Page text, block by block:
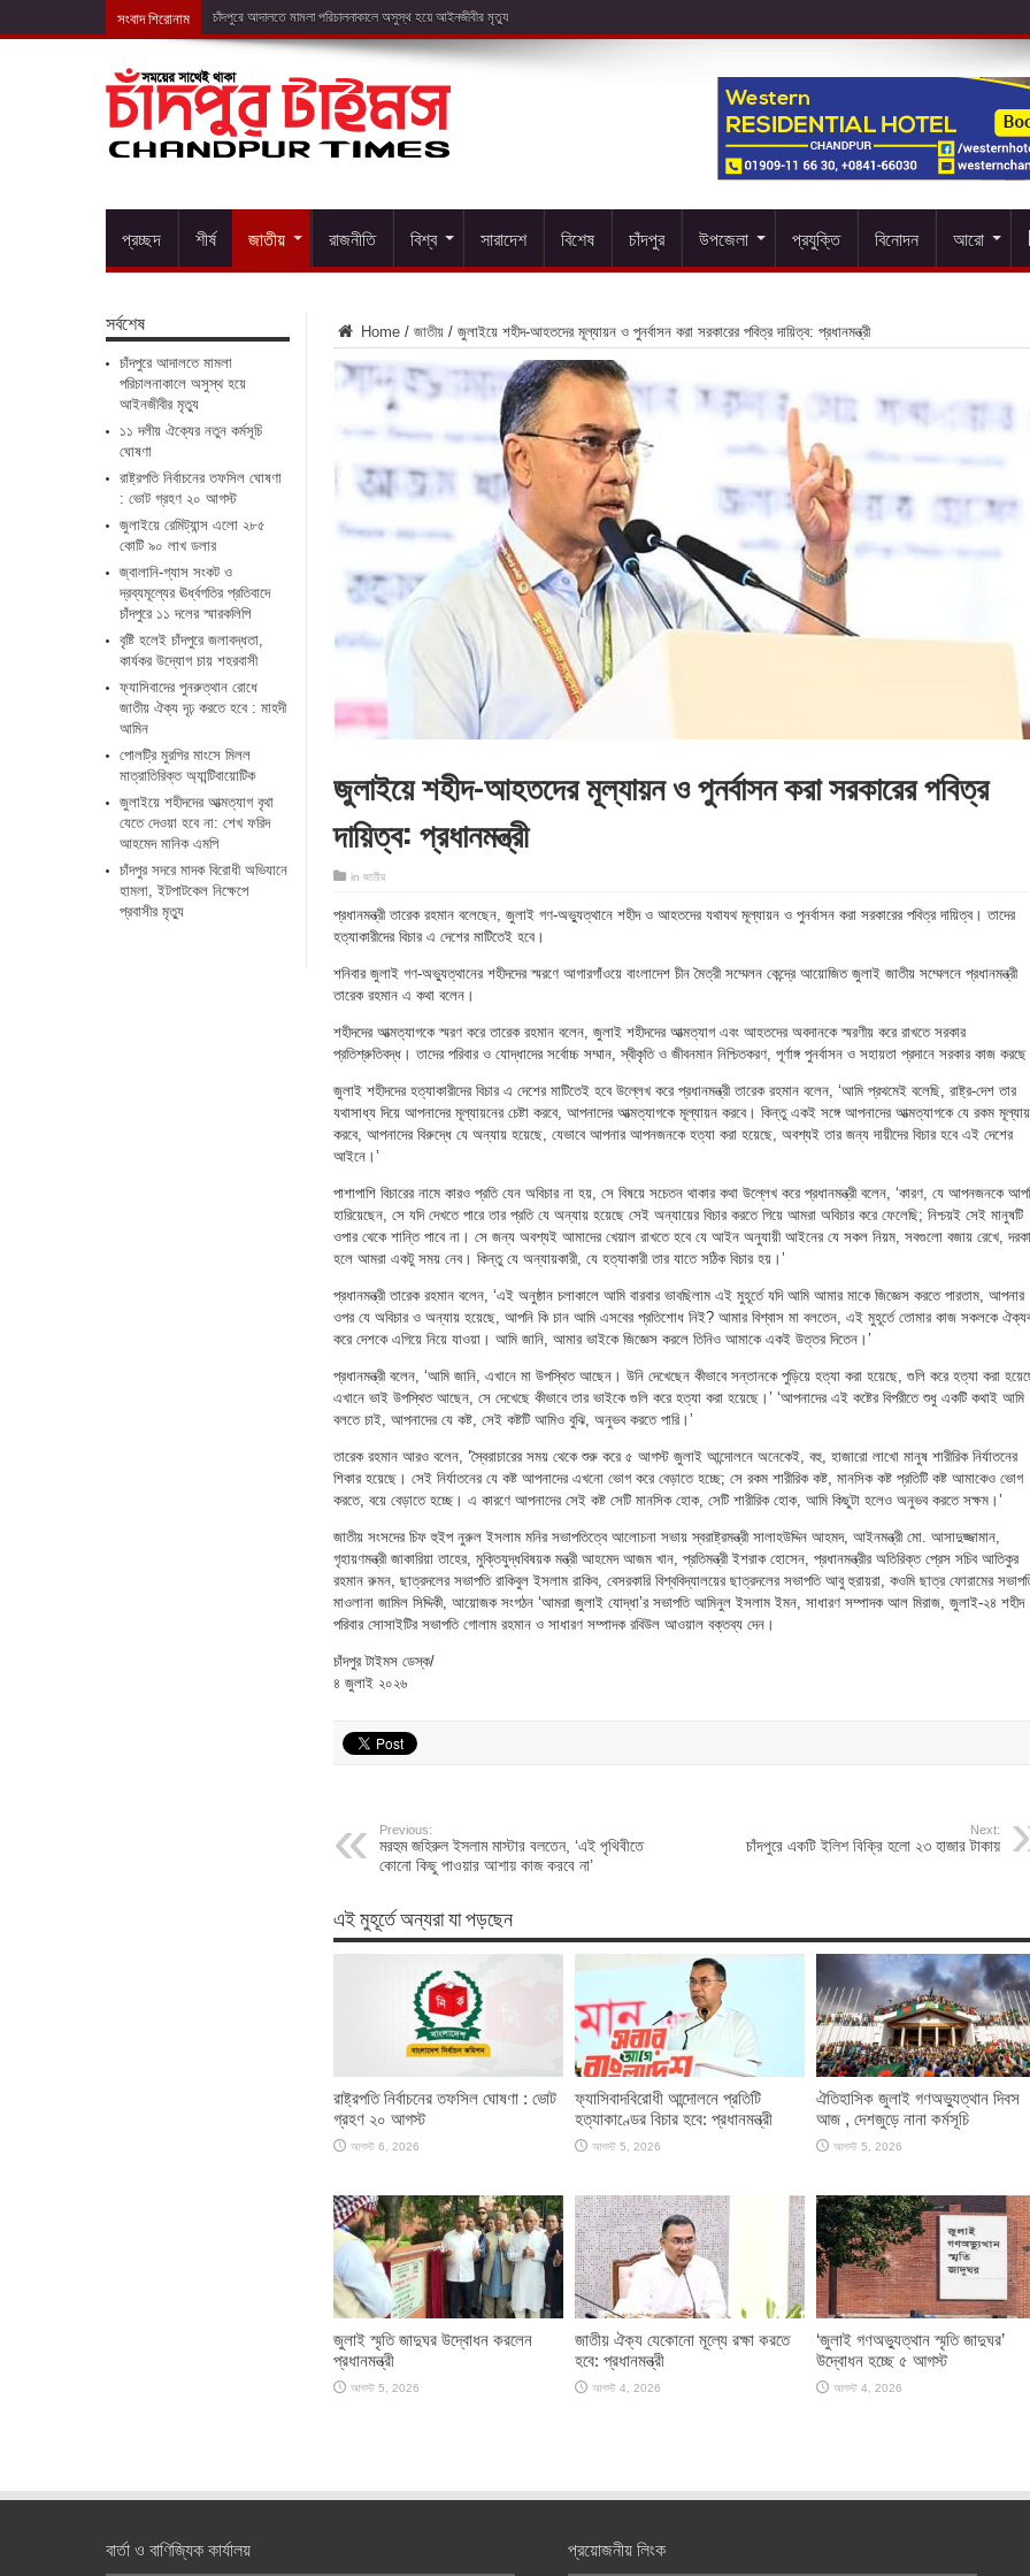
সংবাদ শিরোনাম ১১ দলীয় ঐক্যের
প্রচ্ছদ শীর্ষ জাতীয় রাজনীতি বিশ্ব সারাদেশ বিশেষ চাঁদপুর উপজেলা প্রযুক্তি বিনোদন আরো
Home / জাতীয় / জুলাইয়ে শহীদ-আহতদের মূল্যায়ন ও পুনর্বাসন করা সরকারের পবিত্র দায়িত্ব: প্রধানমন্ত্রী
জুলাইয়ে শহীদ-আহতদের মূল্যায়ন ও পুনর্বাসন করা সরকারের পবিত্র
দায়িত্ব: প্রধানমন্ত্রী
in জাতীয়
প্রধানমন্ত্রী তারেক রহমান বলেছেন, জুলাই গণ-অভ্যুত্থানে শহীদ ও আহতদের যথাযথ মূল্যায়ন ও পুনর্বাসন করা সরকারের পবিত্র দায়িত্ব। তাদের
হত্যাকারীদের বিচার এ দেশের মাটিতেই হবে।
শনিবার জুলাই গণ-অভ্যুত্থানের শহীদদের স্মরণে আগারগাঁওয়ে বাংলাদেশ চীন মৈত্রী সম্মেলন কেন্দ্রে আয়োজিত জুলাই জাতীয় সম্মেলনে প্রধানমন্ত্রী
তারেক রহমান এ কথা বলেন।
শহীদদের আত্মত্যাগকে স্মরণ করে তারেক রহমান বলেন, জুলাই শহীদদের আত্মত্যাগ এবং আহতদের অবদানকে স্মরণীয় করে রাখতে সরকার
প্রতিশ্রুতিবদ্ধ। তাদের পরিবার ও যোদ্ধাদের সর্বোচ্চ সম্মান, স্বীকৃতি ও জীবনমান নিশ্চিতকরণ, পূর্ণাঙ্গ পুনর্বাসন ও সহায়তা প্রদানে সরকার কাজ
জুলাই শহীদদের হত্যাকারীদের বিচার এ দেশের মাটিতেই হবে উল্লেখ করে প্রধানমন্ত্রী তারেক রহমান বলেন, ‘আমি প্রথমেই বলেছি, রাষ্ট্র-দেশ তার
যথাসাধ্য দিয়ে আপনাদের মূল্যায়নের চেষ্টা করবে, আপনাদের আত্মত্যাগকে মূল্যায়ন করবে। কিন্তু একই সঙ্গে আপনাদের আত্মত্যাগকে যে রকম
করবে, আপনাদের বিরুদ্ধে যে অন্যায় হয়েছে, যেভাবে আপনার আপনজনকে হত্যা করা হয়েছে, অবশ্যই তার জন্য দায়ীদের বিচার হবে এই দেশের
আইনে।’
পাশাপাশি বিচারের নামে কারও প্রতি যেন অবিচার না হয়, সে বিষয়ে সচেতন থাকার কথা উল্লেখ করে প্রধানমন্ত্রী বলেন, ‘কারণ, যে আপনজনকে
হারিয়েছেন, সে যদি দেখতে পারে তার প্রতি যে অন্যায় হয়েছে সেই অন্যায়ের বিচার করতে গিয়ে আমরা অবিচার করে ফেলেছি; নিশ্চয়ই সেই মানুষটি
ওপার থেকে শান্তি পাবে না। সে জন্য অবশ্যই আমাদের খেয়াল রাখতে হবে যে আইন অনুযায়ী আইনের যে সকল নিয়ম, সবগুলো বজায় রেখে,
হলে আমরা একটু সময় নেব। কিন্তু যে অন্যায়কারী, যে হত্যাকারী তার যাতে সঠিক বিচার হয়।’
প্রধানমন্ত্রী তারেক রহমান বলেন, ‘এই অনুষ্ঠান চলাকালে আমি বারবার ভাবছিলাম এই মুহূর্তে যদি আমি আমার মাকে জিজ্ঞেস করতে পারতাম, আপনার
ওপর যে অবিচার ও অন্যায় হয়েছে, আপনি কি চান আমি এসবের প্রতিশোধ নিই? আমার বিশ্বাস মা বলতেন, এই মুহূর্তে তোমার কাজ সকলকে
করে দেশকে এগিয়ে নিয়ে যাওয়া। আমি জানি, আমার ভাইকে জিজ্ঞেস করলে তিনিও আমাকে একই উত্তর দিতেন।’
প্রধানমন্ত্রী বলেন, ‘আমি জানি, এখানে মা উপস্থিত আছেন। উনি দেখেছেন কীভাবে সন্তানকে পুড়িয়ে হত্যা করা হয়েছে, গুলি করে হত্যা করা
এখানে ভাই উপস্থিত আছেন, সে দেখেছে কীভাবে তার ভাইকে গুলি করে হত্যা করা হয়েছে।’ ‘আপনাদের এই কষ্টের বিপরীতে শুধু একটি কথাই আমি
বলতে চাই, আপনাদের যে কষ্ট, সেই কষ্টটি আমিও বুঝি, অনুভব করতে পারি।’
তারেক রহমান আরও বলেন, ‘স্বৈরাচারের সময় থেকে শুরু করে ৫ আগস্ট জুলাই আন্দোলনে অনেকেই, বহু, হাজারো লাখো মানুষ শারীরিক নির্যাতনের
শিকার হয়েছে। সেই নির্যাতনের যে কষ্ট আপনাদের এখনো ভোগ করে বেড়াতে হচ্ছে; সে রকম শারীরিক কষ্ট, মানসিক কষ্ট প্রতিটি কষ্ট আমাকেও ভোগ
করতে, বয়ে বেড়াতে হচ্ছে। এ কারণে আপনাদের সেই কষ্ট সেটি মানসিক হোক, সেটি শারীরিক হোক, আমি কিছুটা হলেও অনুভব করতে সক্ষম।’
জাতীয় সংসদের চিফ হুইপ নুরুল ইসলাম মনির সভাপতিত্বে আলোচনা সভায় স্বরাষ্ট্রমন্ত্রী সালাহউদ্দিন আহমদ, আইনমন্ত্রী মো. আসাদুজ্জামান,
গৃহায়ণমন্ত্রী জাকারিয়া তাহের, মুক্তিযুদ্ধবিষয়ক মন্ত্রী আহমেদ আজম খান, প্রতিমন্ত্রী ইশরাক হোসেন, প্রধানমন্ত্রীর অতিরিক্ত প্রেস সচিব আতিকুর
রহমান রুমন, ছাত্রদলের সভাপতি রাকিবুল ইসলাম রাকিব, বেসরকারি বিশ্ববিদ্যালয়ের ছাত্রদলের সভাপতি আবু হুরায়রা, কওমি ছাত্র ফোরামের
মাওলানা জামিল সিদ্দিকী, আয়োজক সংগঠন ‘আমরা জুলাই যোদ্ধা’র সভাপতি আমিনুল ইসলাম ইমন, সাধারণ সম্পাদক আল মিরাজ, জুলাই-২৪ শহীদ
পরিবার সোসাইটির সভাপতি গোলাম রহমান ও সাধারণ সম্পাদক রবিউল আওয়াল বক্তব্য দেন।
চাঁদপুর টাইমস ডেস্ক/
৪ জুলাই ২০২৬
Previous:
মরহুম জহিরুল ইসলাম মাস্টার বলতেন, ‘এই পৃথিবীতে
কোনো কিছু পাওয়ার আশায় কাজ করবে না’
Next:
চাঁদপুরে একটি ইলিশ বিক্রি হলো ২৩ হাজার টাকায়
এই মুহূর্তে অন্যরা যা পড়ছেন
রাষ্ট্রপতি নির্বাচনের তফসিল ঘোষণা : ভোট
গ্রহণ ২০ আগস্ট
আগস্ট 6, 2026
ফ্যাসিবাদবিরোধী আন্দোলনে প্রতিটি
হত্যাকাণ্ডের বিচার হবে: প্রধানমন্ত্রী
আগস্ট 5, 2026
ঐতিহাসিক জুলাই গণঅভ্যুত্থান দিবস
আজ , দেশজুড়ে নানা কর্মসূচি
আগস্ট 5, 2026
জুলাই স্মৃতি জাদুঘর উদ্বোধন করলেন
প্রধানমন্ত্রী
আগস্ট 5, 2026
জাতীয় ঐক্য যেকোনো মূল্যে রক্ষা করতে
হবে: প্রধানমন্ত্রী
আগস্ট 4, 2026
‘জুলাই গণঅভ্যুত্থান স্মৃতি জাদুঘর’
উদ্বোধন হচ্ছে ৫ আগস্ট
আগস্ট 4, 2026
সর্বশেষ
চাঁদপুরে আদালতে মামলা
পরিচালনাকালে অসুস্থ হয়ে
আইনজীবীর মৃত্যু
১১ দলীয় ঐক্যের নতুন কর্মসূচি
ঘোষণা
রাষ্ট্রপতি নির্বাচনের তফসিল ঘোষণা
: ভোট গ্রহণ ২০ আগস্ট
জুলাইয়ে রেমিট্যান্স এলো ২৮৫
কোটি ৯০ লাখ ডলার
জ্বালানি-গ্যাস সংকট ও
দ্রব্যমূল্যের ঊর্ধ্বগতির প্রতিবাদে
চাঁদপুরে ১১ দলের স্মারকলিপি
বৃষ্টি হলেই চাঁদপুরে জলাবদ্ধতা,
কার্যকর উদ্যোগ চায় শহরবাসী
ফ্যাসিবাদের পুনরুত্থান রোধে
জাতীয় ঐক্য দৃঢ় করতে হবে : মাহদী
আমিন
পোলট্রি মুরগির মাংসে মিলল
মাত্রাতিরিক্ত অ্যান্টিবায়োটিক
জুলাইয়ে শহীদদের আত্মত্যাগ বৃথা
যেতে দেওয়া হবে না: শেখ ফরিদ
আহমেদ মানিক এমপি
চাঁদপুর সদরে মাদক বিরোধী অভিযানে
হামলা, ইটপাটকেল নিক্ষেপে
প্রবাসীর মৃত্যু
বার্তা ও বাণিজ্যিক কার্যালয় প্রয়োজনীয় লিংক